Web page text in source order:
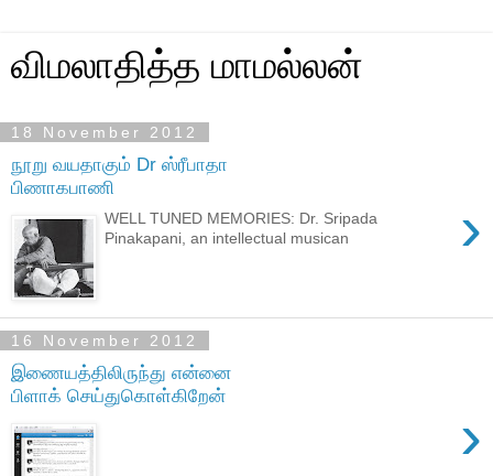
விமலாதித்த மாமல்லன்
18 November 2012
நூறு வயதாகும் Dr ஸ்ரீபாதா
பிணாகபாணி
›
WELL TUNED MEMORIES: Dr. Sripada
Pinakapani, an intellectual musican
16 November 2012
இணையத்திலிருந்து என்னை
பிளாக் செய்துகொள்கிறேன்
›